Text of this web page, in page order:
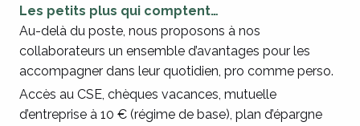
Les petits plus qui comptent…
Au-delà du poste, nous proposons à nos
collaborateurs un ensemble d’avantages pour les
accompagner dans leur quotidien, pro comme perso.
Accès au CSE, chèques vacances, mutuelle
d’entreprise à 10 € (régime de base), plan d’épargne